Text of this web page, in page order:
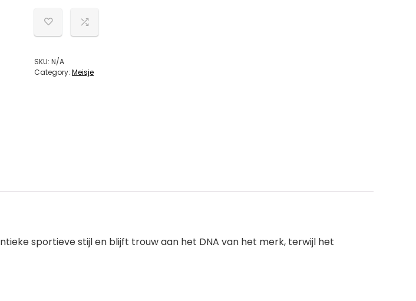
SKU: N/A
Category: Meisje
sportieve stijl en blijft trouw aan het DNA van het merk, terwijl het